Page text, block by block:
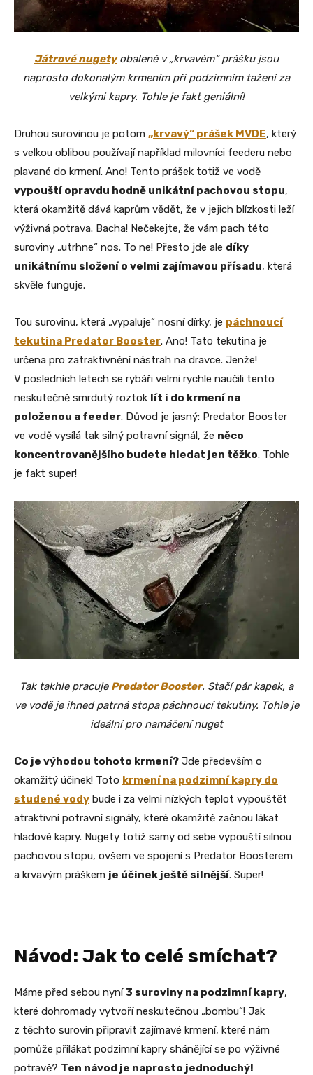
Játrové nugetyobalené v „krvavém“ prášku jsou
naprosto dokonalým krmením při podzimním tažení za
velkými kapry. Tohle je fakt geniální!
Druhou surovinou je potom „krvavý“ prášek MVDE, který
s velkou oblibou používají například milovníci feederu nebo
plavané do krmení. Ano! Tento prášek totiž ve vodě
vypouští opravdu hodně unikátní pachovou stopu,
která okamžitě dává kaprům vědět, že v jejich blízkosti leží
výživná potrava. Bacha! Nečekejte, že vám pach této
suroviny „utrhne“ nos. To ne! Přesto jde ale díky
unikátnímu složení o velmi zajímavou přísadu, která
skvěle funguje.
Tou surovinu, která „vypaluje“ nosní dírky, je páchnoucí
tekutina Predator Booster. Ano! Tato tekutina je
určena pro zatraktivnění nástrah na dravce. Jenže!
V posledních letech se rybáři velmi rychle naučili tento
neskutečně smrdutý roztok lít i do krmení na
položenou a feeder. Důvod je jasný: Predator Booster
ve vodě vysílá tak silný potravní signál, že něco
koncentrovanějšího budete hledat jen těžko. Tohle
je fakt super!
Tak takhle pracuje Predator Booster. Stačí pár kapek, a
ve vodě je ihned patrná stopa páchnoucí tekutiny. Tohle je
ideální pro namáčení nuget
Co je výhodou tohoto krmení? Jde především o
okamžitý účinek! Toto krmení na podzimní kapry do
studené vody bude i za velmi nízkých teplot vypouštět
atraktivní potravní signály, které okamžitě začnou lákat
hladové kapry. Nugety totiž samy od sebe vypouští silnou
pachovou stopu, ovšem ve spojení s Predator Boosterem
a krvavým práškem je účinek ještě silnější. Super!
Návod: Jak to celé smíchat?
Máme před sebou nyní3 suroviny na podzimní kapry,
které dohromady vytvoří neskutečnou „bombu“! Jak
z těchto surovin připravit zajímavé krmení, které nám
pomůže přilákat podzimní kapry shánějící se po výživné
potravě? Ten návod je naprosto jednoduchý!